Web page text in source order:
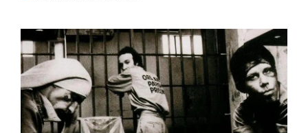
J.
JARMUSCHO
FILMUI
MUZIKĄ
SUKŪRĘS
LIUTNIOS
MEISTRAS